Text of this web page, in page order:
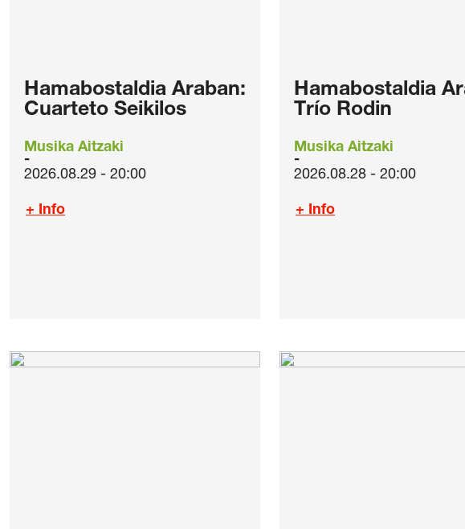
Hamabostaldia Araban:
Cuarteto Seikilos
Musika Aitzaki
2026.08.29 - 20:00
+ Info
Hamabostaldia
Trío Rodin
Musika Aitzaki
2026.08.28 - 20:00
+ Info